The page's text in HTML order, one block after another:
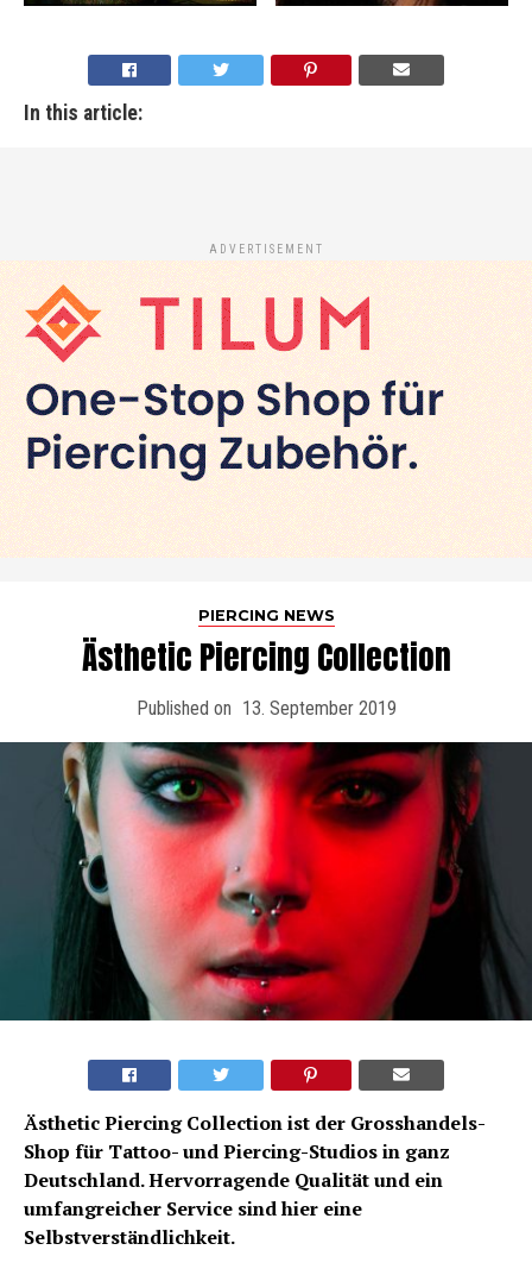
In this article:
ADVERTISEMENT
PIERCING NEWS
Ästhetic Piercing Collection
Published on 13. September 2019
Ästhetic Piercing Collection ist der Grosshandels-
Shop für Tattoo- und Piercing-Studios in ganz
Deutschland. Hervorragende Qualität und ein
umfangreicher Service sind hier eine
Selbstverständlichkeit.